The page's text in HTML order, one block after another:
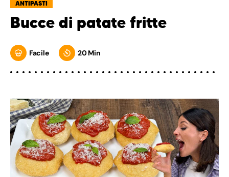
ANTIPASTI
Bucce di patate fritte
Facile 20 Min